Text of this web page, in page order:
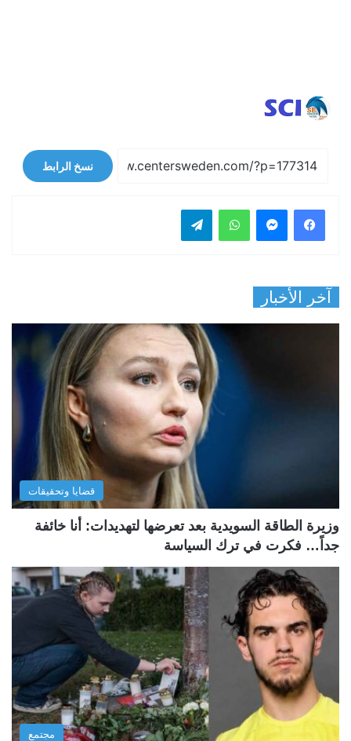
نسخ الرابط
فيسبوك واتساب
آخر الأخبار
قضايا وتحقيقات
وزيرة الطاقة السويدية بعد تعرضها لتهديدات: أنا خائفة
جداً… فكرت في ترك السياسة
مجتمع